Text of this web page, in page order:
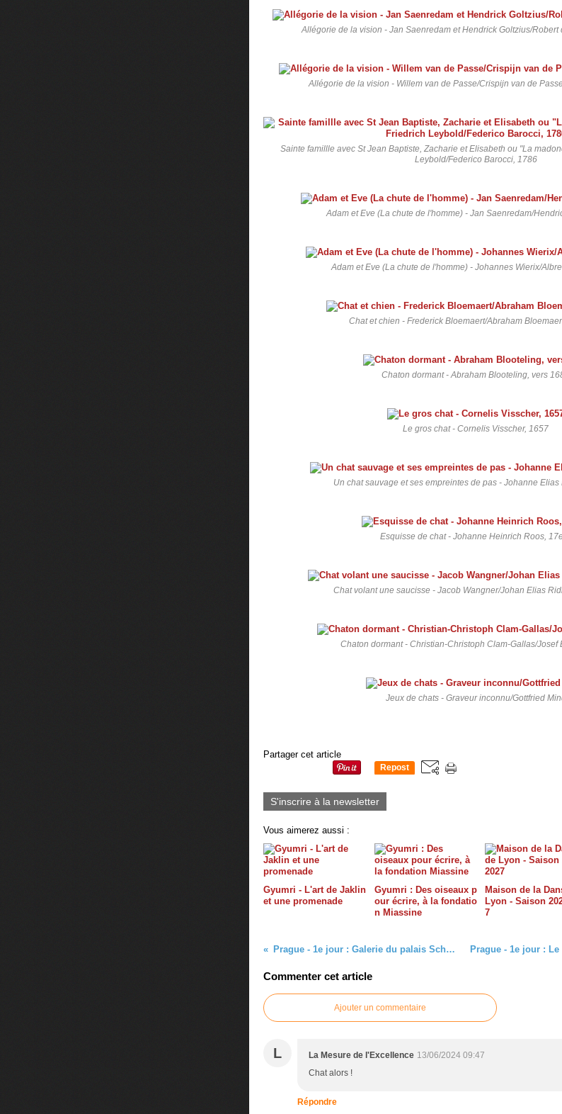
Allégorie de la vision - Jan Saenredam et Hendrick Goltzius/Robert
Allégorie de la vision - Willem van de Passe/Crispijn van de
Sainte famillle avec St Jean Baptiste, Zacharie et Elisabeth ou "La
Leybold/Federico Barocci, 1786
Adam et Eve (La chute de l'homme) - Jan Saenredam/
Adam et Eve (La chute de l'homme) - Johannes Wierix/
Chat et chien - Frederick Bloemaert/Abraham
Chaton dormant - Abraham Blooteling, vers
Le gros chat - Cornelis Visscher, 1657
Un chat sauvage et ses empreintes de pas - Johanne
Esquisse de chat - Johanne Heinrich Roos,
Chat volant une saucisse - Jacob Wangner/Johan Elias
Chaton dormant - Christian-Christoph Clam-Gallas/Josef
Jeux de chats - Graveur inconnu/Gottfried
Partager cet article
Repost
S'inscrire à la newsletter
Vous aimerez aussi :
Gyumri - L'art de Jaklin
et une promenade
Gyumri : Des oiseaux p
our écrire, à la fondatio
n Miassine
Maison de la
Lyon - Saison
7
Prague - 1e jour : Galerie du palais Schwarzenberg
Commenter cet article
Ajouter un commentaire
L La Mesure de l'Excellence 13/06/2024 09:47
Chat alors !
Répondre